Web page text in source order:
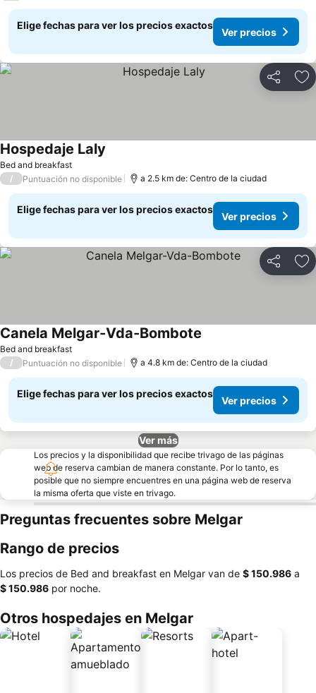
Elige fechas para ver los precios exactos
Ver precios
Compartir
Bed and breakfast
Hospedaje Laly
/ Puntuación no disponible a 2.5 km de: Centro de la ciudad
Elige fechas para ver los precios exactos
Ver precios
Compartir
Bed and breakfast
Canela Melgar-Vda-Bombote
/ Puntuación no disponible a 4.8 km de: Centro de la ciudad
Elige fechas para ver los precios exactos
Ver precios
Ver más
Los precios y la disponibilidad que recibe trivago de las páginas
web de reserva cambian de manera constante. Por lo tanto, es
posible que no siempre encuentres en una página web de reserva
la misma oferta que viste en trivago.
Preguntas frecuentes sobre Melgar
Rango de precios
Los precios de Bed and breakfast en Melgar van de ‎$ 150.986 a
‎$ 150.986 por noche.
Otros hospedajes en Melgar